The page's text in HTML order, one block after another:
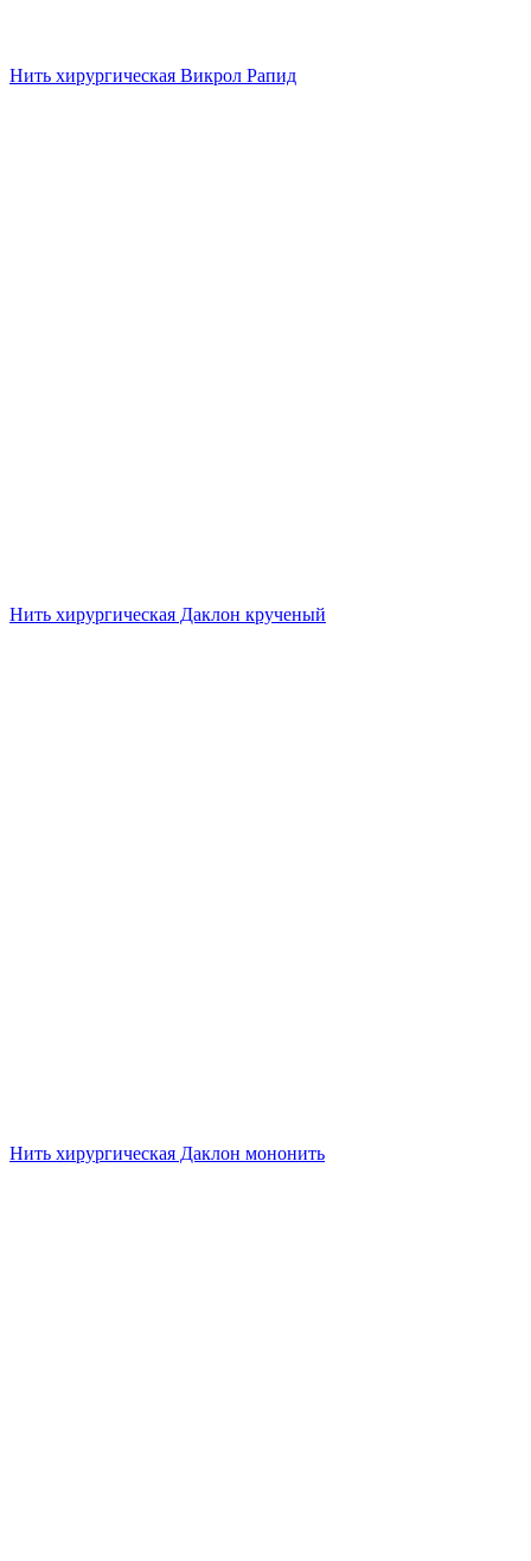
Нить хирургическая Викрол Рапид
Нить хирургическая Даклон крученый
Нить хирургическая Даклон мононить